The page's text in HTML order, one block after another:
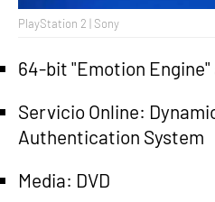
PlayStation 2 | Sony
64-bit "Emotion Engine"
Servicio Online:
Authentication System
Media: DVD